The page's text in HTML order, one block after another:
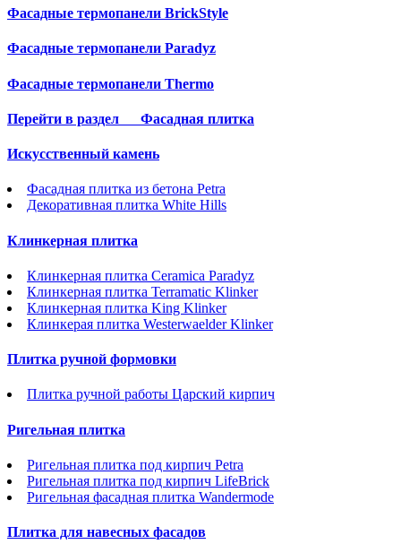
Фасадные термопанели BrickStyle
Фасадные термопанели Paradyz
Фасадные термопанели Thermo
Перейти в раздел Фасадная плитка
Искусственный камень
Фасадная плитка из бетона Petra
Декоративная плитка White Hills
Клинкерная плитка
Клинкерная плитка Ceramica Paradyz
Клинкерная плитка Terramatic Klinker
Клинкерная плитка King Klinker
Клинкерая плитка Westerwaelder Klinker
Плитка ручной формовки
Плитка ручной работы Царский кирпич
Ригельная плитка
Ригельная плитка под кирпич Petra
Ригельная плитка под кирпич LifeBrick
Ригельная фасадная плитка Wandermode
Плитка для навесных фасадов